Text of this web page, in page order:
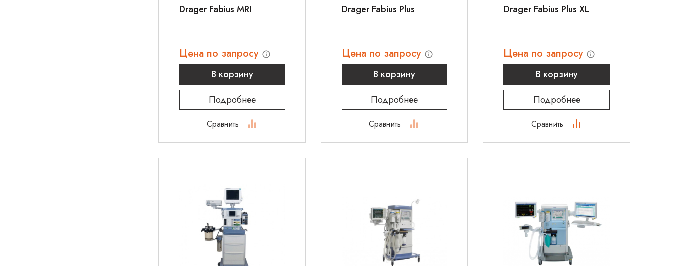
Drager Fabius MRI
Цена по запросу
В корзину
Подробнее
Сравнить
Drager Fabius Plus
Цена по запросу
В корзину
Подробнее
Сравнить
Drager Fabius Plus XL
Цена по запросу
В корзину
Подробнее
Сравнить